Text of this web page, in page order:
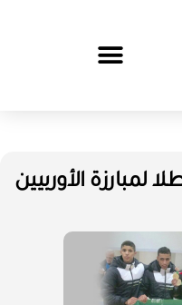
لمبارزة الأوربيين